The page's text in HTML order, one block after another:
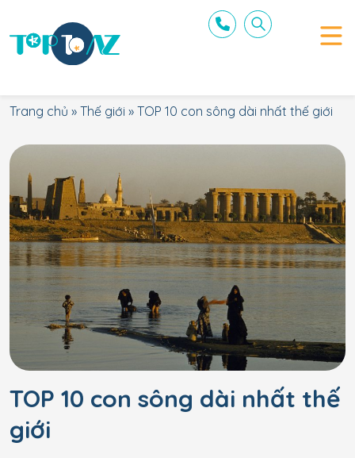
Trang chủ » Thế giới » TOP 10 con sông dài nhất thế giới
TOP 10 con sông dài nhất thế
giới